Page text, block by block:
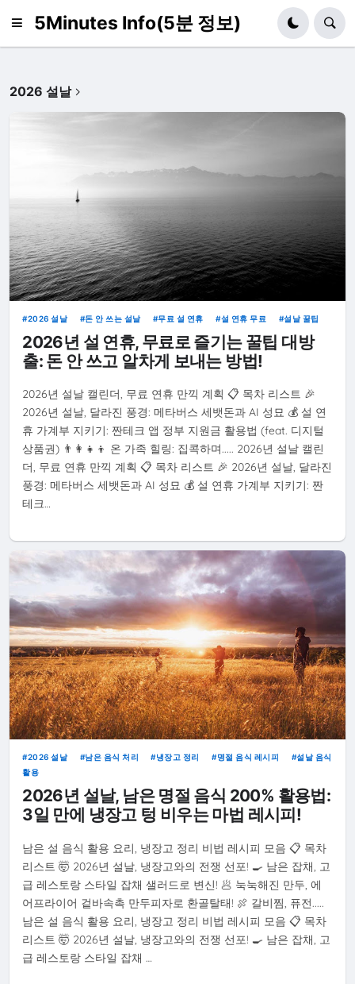
5Minutes Info(5분 정보)
2026 설날
2026 설날 돈 안 쓰는 설날 무료 설 연휴 설 연휴 무료 설날 꿀팁
2026년 설 연휴, 무료로 즐기는 꿀팁 대방
출: 돈 안 쓰고 알차게 보내는 방법!
2026년 설날 캘린더, 무료 연휴 만끽 계획 📋 목차 리스트 🎉
2026년 설날, 달라진 풍경: 메타버스 세뱃돈과 AI 성묘 💰 설 연
휴 가계부 지키기: 짠테크 앱 정부 지원금 활용법 (feat. 디지털
상품권) 👨‍👩‍👧‍👦 온 가족 힐링: 집콕하며..... 2026년 설날 캘린
더, 무료 연휴 만끽 계획 📋 목차 리스트 🎉 2026년 설날, 달라진
풍경: 메타버스 세뱃돈과 AI 성묘 💰 설 연휴 가계부 지키기: 짠
테크…
2026 설날 남은 음식 처리 냉장고 정리 명절 음식 레시피
설날 음식
활용
2026년 설날, 남은 명절 음식 200% 활용법:
3일 만에 냉장고 텅 비우는 마법 레시피!
남은 설 음식 활용 요리, 냉장고 정리 비법 레시피 모음 📋 목차
리스트 🤯 2026년 설날, 냉장고와의 전쟁 선포! 🍳 남은 잡채, 고
급 레스토랑 스타일 잡채 샐러드로 변신! 🥟 눅눅해진 만두, 에
어프라이어 겉바속촉 만두피자로 환골탈태! 🍖 갈비찜, 퓨전.....
남은 설 음식 활용 요리, 냉장고 정리 비법 레시피 모음 📋 목차
리스트 🤯 2026년 설날, 냉장고와의 전쟁 선포! 🍳 남은 잡채, 고
급 레스토랑 스타일 잡채 …